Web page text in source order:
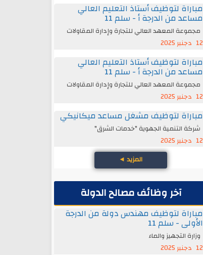
مباراة لتوظيف أستاذ التعليم العالي
مساعد من الدرجة أ - سلم 11
مجموعة المعهد العالي للتجارة وإدارة المقاولات
12 دجنبر 2025
مباراة لتوظيف أستاذ التعليم العالي
مساعد من الدرجة أ - سلم 11
مجموعة المعهد العالي للتجارة وإدارة المقاولات
12 دجنبر 2025
مباراة لتوظيف مشغل مساعد ميكانيكي
شركة التنمية الجهوية "خدمات الشرق"
12 دجنبر 2025
المزيد ◄
آخر وظائف مصالح الدولة
مباراة لتوظيف مهندس دولة من الدرجة
الأولى - سلم 11
وزارة التجهيز والماء
12 دجنبر 2025